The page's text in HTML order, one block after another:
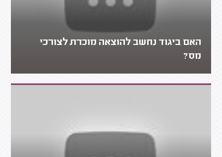
האם ביגוד נחשב להוצאה מוכרת לצורכי
מס?